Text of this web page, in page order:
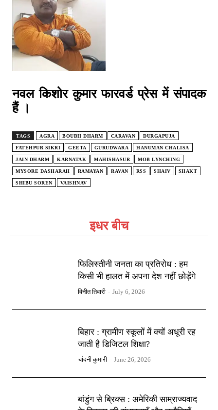
इधर बीच
फिलिस्तीनी जनता का प्रतिरोध : हम
किसी भी हालत में अपना देश नहीं छोड़ेंगे
विनीत तिवारी - July 6, 2026
बिहार : ग्रामीण स्कूलों में क्यों अधूरी रह
जाती है डिजिटल शिक्षा?
चांदनी कुमारी - June 26, 2026
बांडुंग से ब्रिक्स : अमेरिकी साम्राज्यवाद
नवल किशोर कुमार फारवर्ड प्रेस में संपादक
हैं ।
TAGS AGRA BOUDH DHARM CARAVAN DURGAPUJA
FATEHPUR SIKRI GEETA GURUDWARA HANUMAN CHALISA
JAIN DHARM KARNATAK MAHISHASUR MOB LYNCHING
MYSORE DASHARAH RAMAYAN RAVAN RSS SHAIV SHAKT
SHIBU SOREN VAISHNAV